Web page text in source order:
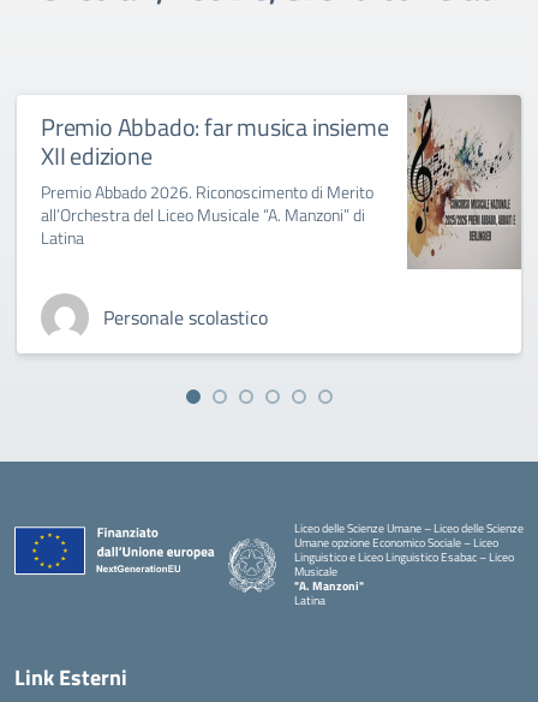
Premio Abbado: far musica insieme
XII edizione
Premio Abbado 2026. Riconoscimento di Merito
all’Orchestra del Liceo Musicale “A. Manzoni” di
Latina
Personale scolastico
Liceo delle Scienze Umane – Liceo delle Scienze
Umane opzione Economico Sociale – Liceo
Linguistico e Liceo Linguistico Esabac – Liceo
Musicale
"A. Manzoni"
Latina
Link Esterni